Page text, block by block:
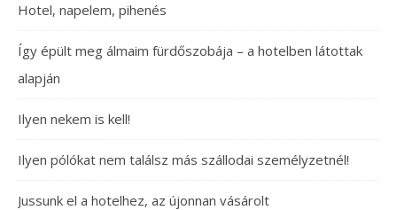
Hotel, napelem, pihenés
Így épült meg álmaim fürdőszobája – a hotelben látottak
alapján
Ilyen nekem is kell!
Ilyen pólókat nem találsz más szállodai személyzetnél!
Jussunk el a hotelhez, az újonnan vásárolt